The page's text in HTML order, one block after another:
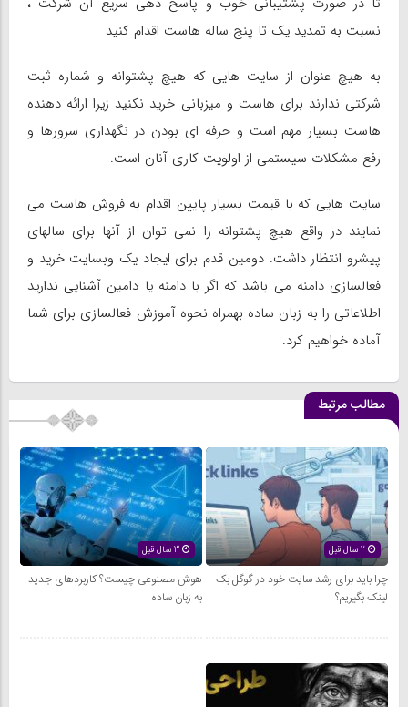
نسبت به تمدید یک تا پنج ساله هاست اقدام کنید
به هیچ عنوان از سایت هایی که هیچ پشتوانه و شماره ثبت
شرکتی ندارند برای هاست و میزبانی خرید نکنید زیرا ارائه دهنده
هاست بسیار مهم است و حرفه ای بودن در نگهداری سرورها و
رفع مشکلات سیستمی از اولویت کاری آنان است.
سایت هایی که با قیمت بسیار پایین اقدام به فروش هاست می
نمایند در واقع هیچ پشتوانه را نمی توان از آنها برای سالهای
پیشرو انتظار داشت. دومین قدم برای ایجاد یک وبسایت خرید و
فعالسازی دامنه می باشد که اگر با دامنه یا دامین آشنایی ندارید
اطلاعاتی را به زبان ساده بهمراه نحوه آموزش فعالسازی برای شما
آماده خواهیم کرد.
مطالب مرتبط
2 سال قبل
چرا باید برای رشد سایت خود در گوگل بک
لینک بگیریم؟
هوش مصنوعی چیست؟ کاربردهای جدید
به زبان ساده